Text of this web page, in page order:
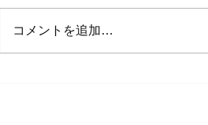
コメントを追加…